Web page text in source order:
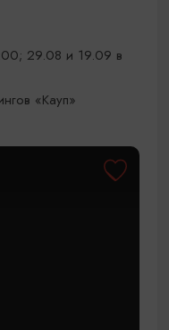
29.08 и 19.09 в
«Кауп»